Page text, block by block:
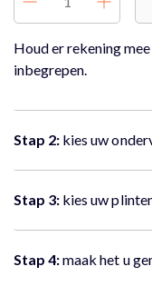
Houd er rekening
inbegrepen.
Stap 2: kies uw
Stap 3: kies uw
Stap 4:maak het u